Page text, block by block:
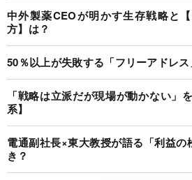
中外製薬CEOが明かす生存戦略と
方】は？
50％以上が失敗する「フリーアドレ
「戦略は立派だが現場が動かない」
系】
電通副社長×東大教授が語る「利益
き？